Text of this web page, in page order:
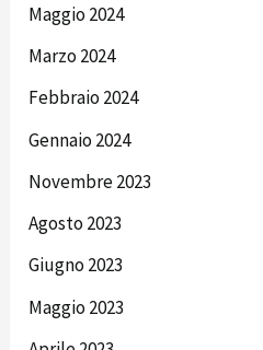
Maggio 2024
Marzo 2024
Febbraio 2024
Gennaio 2024
Novembre 2023
Agosto 2023
Giugno 2023
Maggio 2023